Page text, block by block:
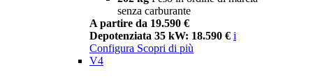
senza carburante
A partire da 19.590 €
Depotenziata 35 kW: 18.590 € i
Configura Scopri di più
V4